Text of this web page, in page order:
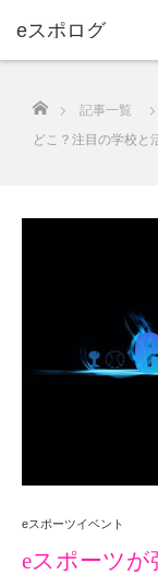
eスポログ
ホーム
記事一覧
どこ？注目の学校と
eスポーツイベント
eスポーツ